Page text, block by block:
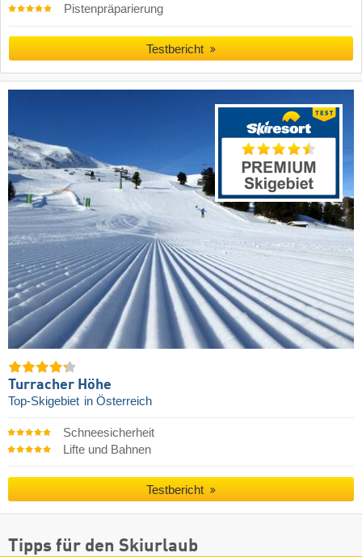
Pistenpräparierung
Testbericht
Turracher Höhe
Top-Skigebiet in Österreich
Schneesicherheit
Lifte und Bahnen
Testbericht
Tipps für den Skiurlaub